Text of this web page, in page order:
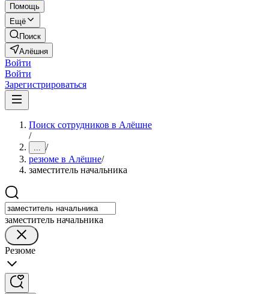
Помощь
Ещё
Поиск
Алёшня
Войти
Войти
Зарегистрироваться
Поиск сотрудников в Алёшне
/
... /
резюме в Алёшне/
заместитель начальника
заместитель начальника
Резюме